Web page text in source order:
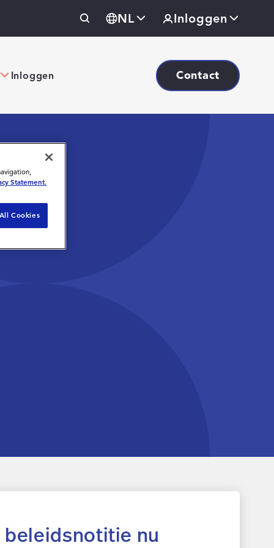
NL Inloggen
Inloggen Contact
beleidsnotitie nu
Statement.
Cookies